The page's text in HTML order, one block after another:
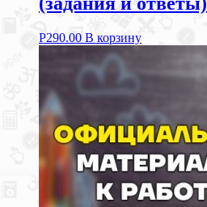
Р290.00 В корзину